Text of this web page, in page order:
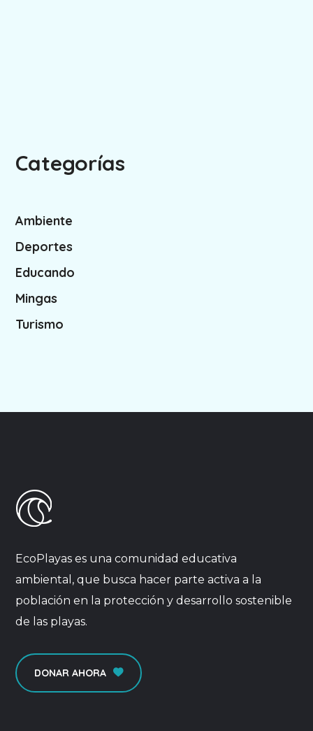
Categorías
Ambiente
Deportes
Educando
Mingas
Turismo
EcoPlayas es una comunidad educativa
ambiental, que busca hacer parte activa a la
población en la protección y desarrollo sostenible
de las playas.
DONAR AHORA